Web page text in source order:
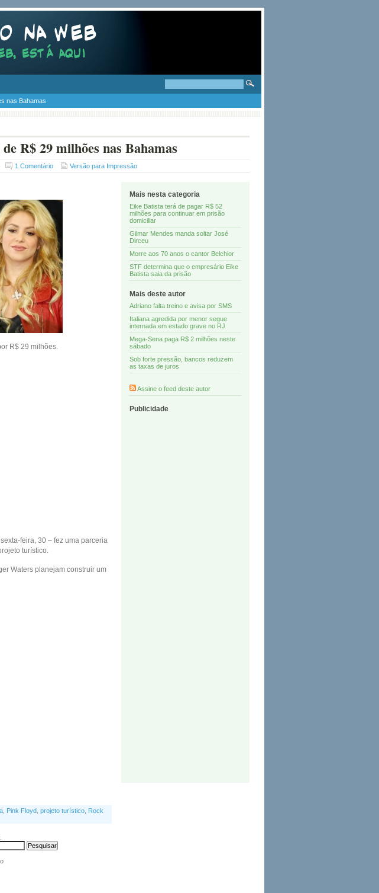
nas Bahamas
R$ 29 milhões nas Bahamas
1 Comentário Versão para Impressão
R$ 29 milhões.
feira, 30 – fez uma parceria
turístico.
Waters planejam construir um
Mais nesta categoria
Eike Batista terá de pagar R$ 52
milhões para continuar em prisão
domiciliar
Gilmar Mendes manda soltar José
Dirceu
Morre aos 70 anos o cantor Belchior
STF determina que o empresário Eike
Batista saia da prisão
Mais deste autor
Adriano falta treino e avisa por SMS
Italiana agredida por menor segue
internada em estado grave no RJ
Mega-Sena paga R$ 2 milhões neste
sábado
Sob forte pressão, bancos reduzem
as taxas de juros
Assine o feed deste autor
Publicidade
Pink Floyd projeto turístico Rock